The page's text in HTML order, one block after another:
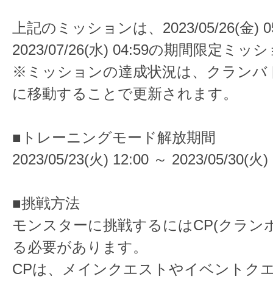
上記のミッションは、2023/05/26(金)
2023/07/26(水) 04:59の期間限定ミッ
※ミッションの達成状況は、クランバ
に移動することで更新されます。
■トレーニングモード解放期間
2023/05/23(火) 12:00 ～ 2023/05/30(火)
■挑戦方法
モンスターに挑戦するにはCP(クラン
る必要があります。
CPは、メインクエストやイベントク